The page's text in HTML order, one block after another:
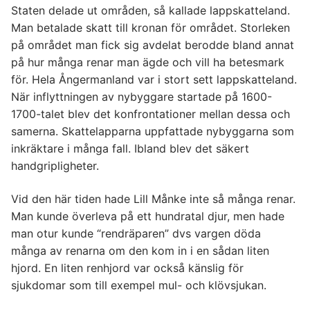
Staten delade ut områden, så kallade lappskatteland.
Man betalade skatt till kronan för området. Storleken
på området man fick sig avdelat berodde bland annat
på hur många renar man ägde och vill ha betesmark
för. Hela Ångermanland var i stort sett lappskatteland.
När inflyttningen av nybyggare startade på 1600-
1700-talet blev det konfrontationer mellan dessa och
samerna. Skattelapparna uppfattade nybyggarna som
inkräktare i många fall. Ibland blev det säkert
handgripligheter.
Vid den här tiden hade Lill Månke inte så många renar.
Man kunde överleva på ett hundratal djur, men hade
man otur kunde “rendräparen” dvs vargen döda
många av renarna om den kom in i en sådan liten
hjord. En liten renhjord var också känslig för
sjukdomar som till exempel mul- och klövsjukan.